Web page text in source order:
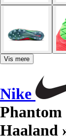
Vis mere
Nike
Haaland